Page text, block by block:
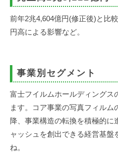
前年2兆4,604億円(修正後)と比
円高による影響など。
事業別セグメント
富士フイルムホールディングス
ます。コア事業の写真フィルム
降、事業構造の転換を積極的に
ャッシュを創出できる経営基盤
ね。